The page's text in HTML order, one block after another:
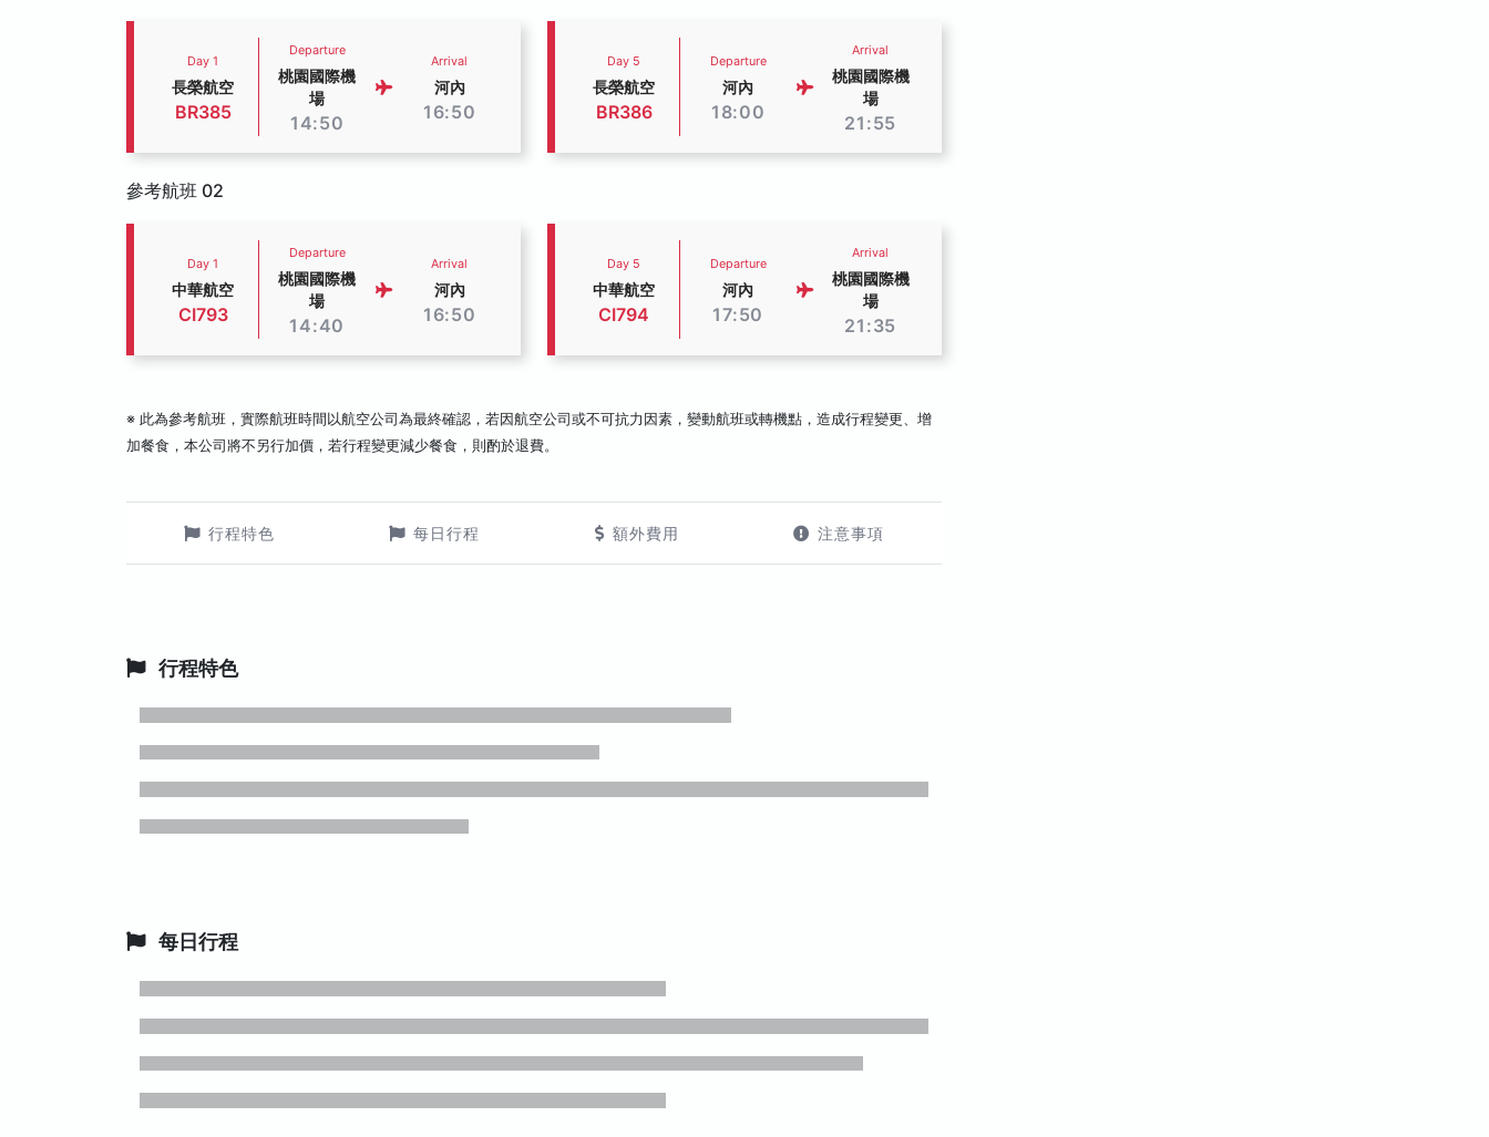
Day 1
長榮航空
BR385
Departure
桃園國際機
場
14:50
Arrival
河內
16:50
Day 5
長榮航空
BR386
Departure
河內
18:00
Arrival
桃園國際機
場
21:55
參考航班 02
Day 1
中華航空
CI793
Departure
桃園國際機
場
14:40
Arrival
河內
16:50
Day 5
中華航空
CI794
Departure
河內
17:50
Arrival
桃園國際機
場
21:35
※ 此為參考航班，實際航班時間以航空公司為最終確認，若因航空公司或不可抗力因素，變動航班或轉機點，造成行程變更、增
加餐食，本公司將不另行加價，若行程變更減少餐食，則酌於退費。
行程特色 每日行程 額外費用 注意事項
行程特色
每日行程